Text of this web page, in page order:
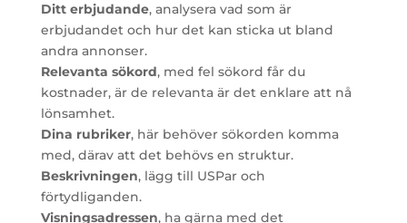
Ditt erbjudande, analysera vad som är
erbjudandet och hur det kan sticka ut bland
andra annonser.
Relevanta sökord, med fel sökord får du
kostnader, är de relevanta är det enklare att nå
lönsamhet.
Dina rubriker, här behöver sökorden komma
med, därav att det behövs en struktur.
Beskrivningen, lägg till USPar och
förtydliganden.
Visningsadressen, ha gärna med det